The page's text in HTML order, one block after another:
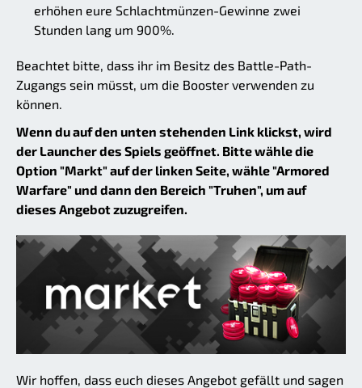
erhöhen eure Schlachtmünzen-Gewinne zwei
Stunden lang um 900%.
Beachtet bitte, dass ihr im Besitz des Battle-Path-
Zugangs sein müsst, um die Booster verwenden zu
können.
Wenn du auf den unten stehenden Link klickst, wird
der Launcher des Spiels geöffnet. Bitte wähle die
Option "Markt" auf der linken Seite, wähle "Armored
Warfare" und dann den Bereich "Truhen", um auf
dieses Angebot zuzugreifen.
Wir hoffen, dass euch dieses Angebot gefällt und sagen